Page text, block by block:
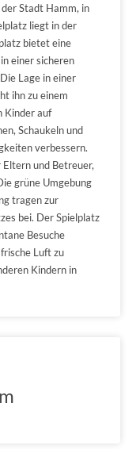
Stadt Hamm, in
liegt in der
bietet eine
einer sicheren
Lage in einer
ihn zu einem
Kinder auf
Schaukeln und
verbessern.
und Betreuer,
grüne Umgebung
tragen zur
bei. Der Spielplatz
Besuche
Luft zu
Kindern in